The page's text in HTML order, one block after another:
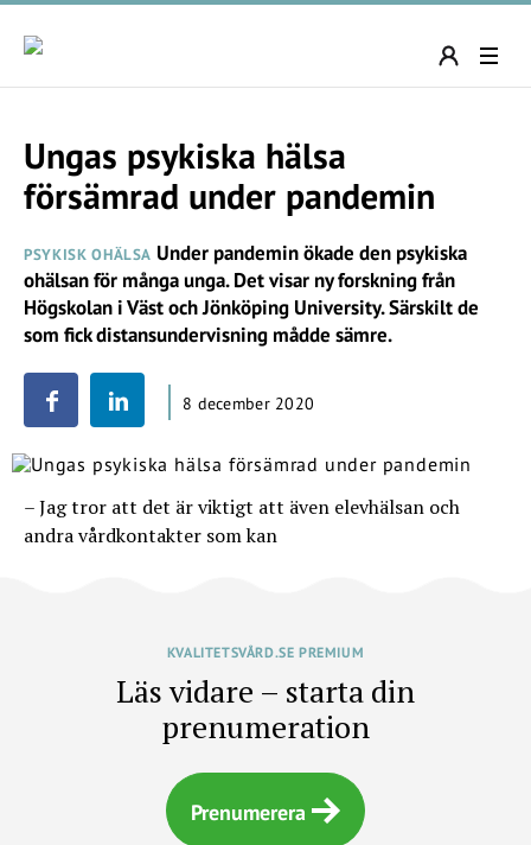
Ungas psykiska hälsa
försämrad under pandemin
PSYKISK OHÄLSA Under pandemin ökade den psykiska
ohälsan för många unga. Det visar ny forskning från
Högskolan i Väst och Jönköping University. Särskilt de
som fick distansundervisning mådde sämre.
8 december 2020
– Jag tror att det är viktigt att även elevhälsan och
andra vårdkontakter som kan
KVALITETSVÅRD.SE PREMIUM
Läs vidare – starta din
prenumeration
Prenumerera